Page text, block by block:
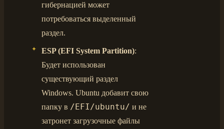
гибернацией может
потребоваться выделенный
раздел.
ESP (EFI System Partition):
Будет использован
существующий раздел
Windows. Ubuntu добавит свою
папку в /EFI/ubuntu/ и не
затронет загрузочные файлы